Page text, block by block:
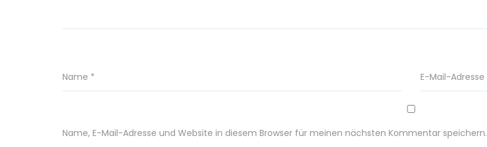
Name * E-Mail-Adresse
Name, E-Mail-Adresse und Website in diesem Browser für meinen nächsten Kommentar speichern.